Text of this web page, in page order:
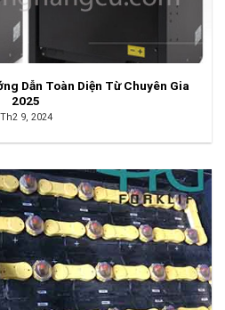
Dẫn Toàn Diện Từ Chuyên Gia
2025
Th2 9, 2024